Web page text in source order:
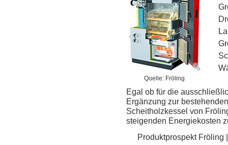
Quelle: Fröling
Egal ob für die
Ergänzung zur
Scheitholzkessel von
steigenden Energiekosten
Produktprospekt Fröling